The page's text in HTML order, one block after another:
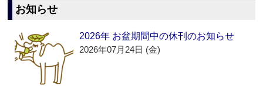
お知らせ
2026年 お盆期間中の休刊のお知らせ
2026年07月24日 (金)